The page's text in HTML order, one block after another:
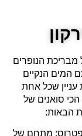
הוא מתחיל מבריכת הנופרים
המים הנקיים
שכל אחת
סואנים של
הבאות:
מתחם של